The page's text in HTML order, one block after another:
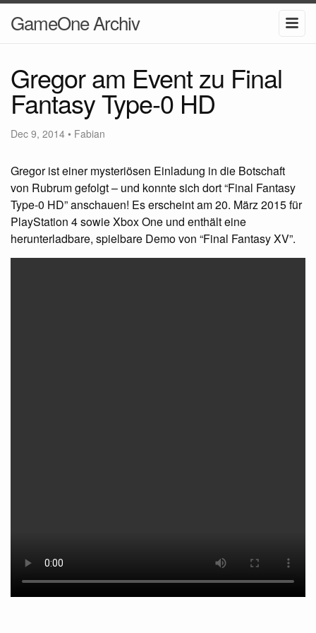
GameOne Archiv
Gregor am Event zu Final
Fantasy Type-0 HD
Dec 9, 2014 • Fabian
Gregor ist einer mysteriösen Einladung in die Botschaft
von Rubrum gefolgt – und konnte sich dort “Final Fantasy
Type-0 HD” anschauen! Es erscheint am 20. März 2015 für
PlayStation 4 sowie Xbox One und enthält eine
herunterladbare, spielbare Demo von “Final Fantasy XV”.